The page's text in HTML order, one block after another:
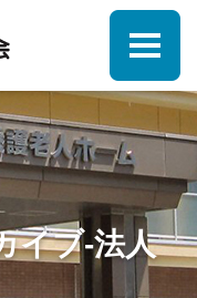
イブ-法人